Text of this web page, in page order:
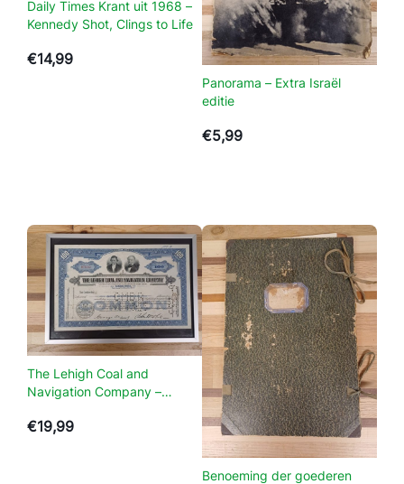
j
s
–
e
r
s
t
a
t
Daily Times Krant uit 1968 –
Kennedy Shot, Clings to Life
€14,99
Panorama – Extra Israël
editie
€5,99
The Lehigh Coal and
Navigation Company –
€19,99
Benoeming der goederen